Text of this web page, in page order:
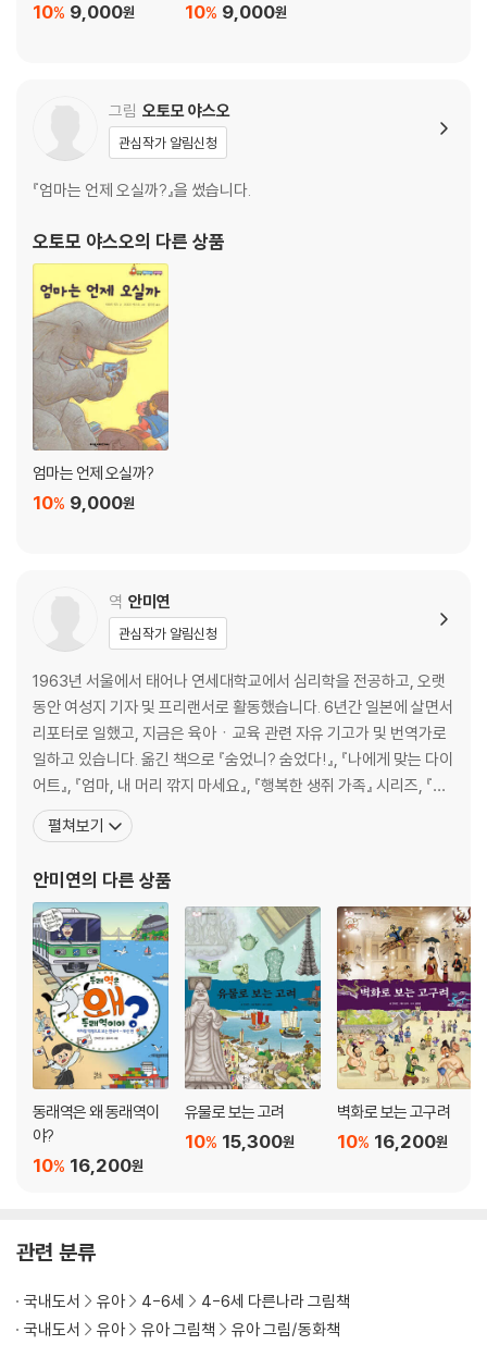
9,000원
10% 9,000원
10%
그림 오토모 야스오
관심작가 알림신청
『엄마는 언제 오실까?』을 썼습니다.
오토모 야스오의 다른 상품
엄마는 언제 오실까?
9,000원
10%
역 안미연
관심작가 알림신청
1963년 서울에서 태어나 연세대학교에서 심리학을 전공하고, 오랫
동안 여성지 기자 및 프리랜서로 활동했습니다. 6년간 일본에 살면서
리포터로 일했고, 지금은 육아ㆍ교육 관련 자유 기고가 및 번역가로
일하고 있습니다. 옮긴 책으로 『숨었니? 숨었다!』, 『나에게 맞는 다이
어트』, 『엄마, 내 머리 깎지 마세요』, 『행복한 생쥐 가족』 시리즈, 『높
이 높이』, 『콧구멍을 후비면』, 『나는야 탐험가 쿤쿤』, 『뾰족산에 사는
리토라』, 『999마리 개구리 형제의 이사』 등이 있으며, 『몽룡이의 자
『또박또박 반갑게 인사해
펼쳐보기
안미연의 다른 상품
동래역은 왜 동래역이
야?
16,200원
10%
유물로 보는 고려
15,300원
10%
벽화로 보는 고구려
16,200원
10%
관련 분류
국내도서 유아 4-6세
4-6세 다른나라 그림책
국내도서
유아 유아 그림책
유아 그림/동화책